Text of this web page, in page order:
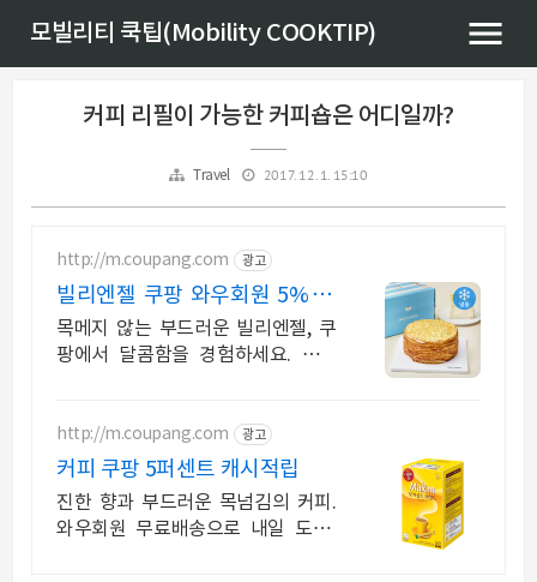
모빌리티 쿡팁(Mobility COOKTIP)
커피 리필이 가능한 커피숍은 어디일까?
Travel 2017. 12. 1. 15:10
http://m.coupang.com 광고
빌리엔젤 쿠팡 와우회원 5% 캐
시 적립
목메지 않는 부드러운 빌리엔젤, 쿠
팡에서 달콤함을 경험하세요. 언제
http://m.coupang.com 광고
커피 쿠팡 5퍼센트 캐시적립
진한 향과 부드러운 목넘김의 커피.
와우회원 무료배송으로 내일 도착!